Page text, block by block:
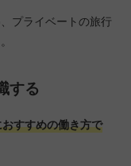
プライベートの旅行
する
すすめの働き方で